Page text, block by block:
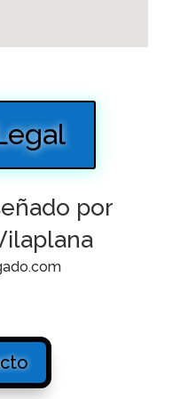
por